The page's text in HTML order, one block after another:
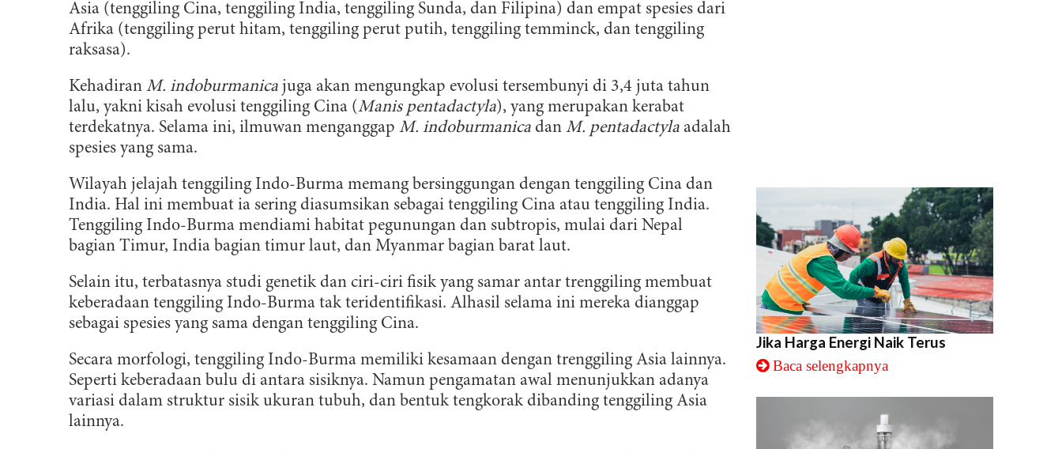
Asia (tenggiling Cina, tenggiling India, tenggiling Sunda, dan Filipina) dan empat spesies dari
Afrika (tenggiling perut hitam, tenggiling perut putih, tenggiling temminck, dan tenggiling
raksasa).
Kehadiran M. indoburmanica juga akan mengungkap evolusi tersembunyi di 3,4 juta tahun
lalu, yakni kisah evolusi tenggiling Cina (Manis pentadactyla), yang merupakan kerabat
terdekatnya. Selama ini, ilmuwan menganggap M. indoburmanica dan M. pentadactyla adalah
spesies yang sama.
Wilayah jelajah tenggiling Indo-Burma memang bersinggungan dengan tenggiling Cina dan
India. Hal ini membuat ia sering diasumsikan sebagai tenggiling Cina atau tenggiling India.
Tenggiling Indo-Burma mendiami habitat pegunungan dan subtropis, mulai dari Nepal
bagian Timur, India bagian timur laut, dan Myanmar bagian barat laut.
Selain itu, terbatasnya studi genetik dan ciri-ciri fisik yang samar antar trenggiling membuat
keberadaan tenggiling Indo-Burma tak teridentifikasi. Alhasil selama ini mereka dianggap
sebagai spesies yang sama dengan tenggiling Cina.
Secara morfologi, tenggiling Indo-Burma memiliki kesamaan dengan trenggiling Asia lainnya.
Seperti keberadaan bulu di antara sisiknya. Namun pengamatan awal menunjukkan adanya
variasi dalam struktur sisik ukuran tubuh, dan bentuk tengkorak dibanding tenggiling Asia
lainnya.
Jika Harga Energi Naik Terus
Baca selengkapnya